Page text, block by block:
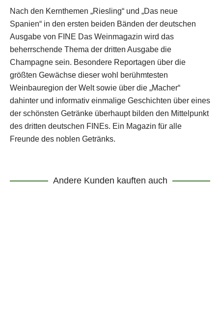
Nach den Kernthemen „Riesling“ und „Das neue
Spanien“ in den ersten beiden Bänden der deutschen
Ausgabe von FINE Das Weinmagazin wird das
beherrschende Thema der dritten Ausgabe die
Champagne sein. Besondere Reportagen über die
größten Gewächse dieser wohl berühmtesten
Weinbauregion der Welt sowie über die „Macher“
dahinter und informativ einmalige Geschichten über eines
der schönsten Getränke überhaupt bilden den Mittelpunkt
des dritten deutschen FINEs. Ein Magazin für alle
Freunde des noblen Getränks.
Andere Kunden kauften auch